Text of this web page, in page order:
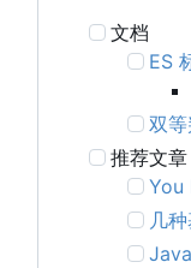
文档
ES
双
推荐文章
You
几